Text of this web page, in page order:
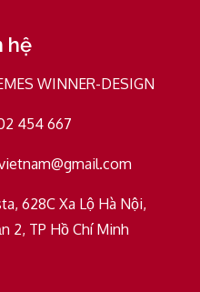
hệ
WINNER-DESIGN
454 667
628C Xa Lộ Hà Nội,
2, TP Hồ Chí Minh